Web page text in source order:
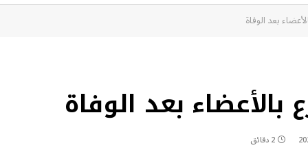
بعد الوفاة
بالأعضاء بعد الوفاة
2 دقائق